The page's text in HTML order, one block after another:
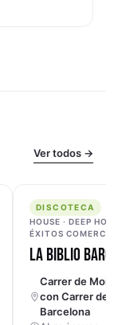
Ver todos →
DISCOTECA
DISCOTECA
HOUSE · DEEP
ÉXITOS
LA BIBLIO
Carrer de Moià,
con Carrer de
Barcelona